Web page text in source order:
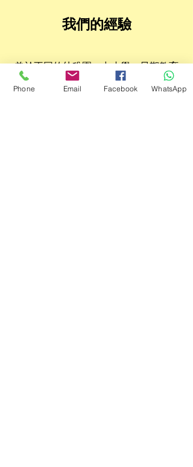
我們的經驗
曾​於不同的幼稚園、中小學、早期教育
及訓練中心
、特殊幼兒中心及
到校學前
Phone Email Facebook WhatsApp